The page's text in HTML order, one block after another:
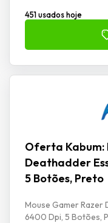
451 usados hoje
Oferta Kabum:
Deathadder
5 Botões, Preto
Mouse Gamer Razer
6400 Dpi, 5 Botões,